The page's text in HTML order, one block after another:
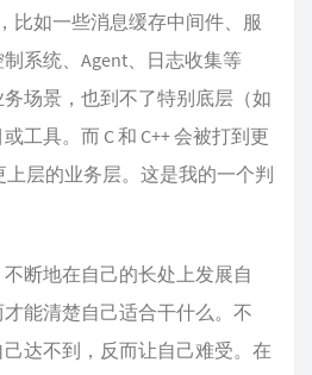
比如一些消息缓存中间件、服
系统、Agent、日志收集等
场景，也到不了特别底层（如
工具。而 C 和 C++ 会被打到更
上层的业务层。这是我的一个判
断地在自己的长处上发展自
能清楚自己适合干什么。不
达不到，反而让自己难受。在